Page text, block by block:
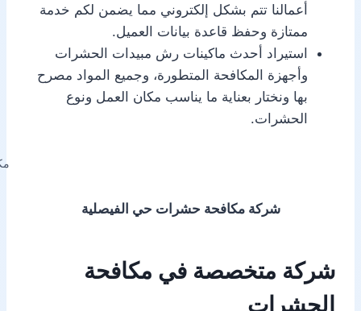
أعمالنا تتم بشكل إلكتروني مما يضمن لكم خدمة
ممتازة وحفظ قاعدة بيانات العميل.
استيراد أحدث ماكينات رش مبيدات الحشرات
وأجهزة المكافحة المتطورة، وجميع المواد مصرح
بها ونختار بعناية ما يناسب مكان العمل ونوع
الحشرات.
شركة مكافحة حشرات حي الفيصلية
شركة متخصصة في مكافحة
الحشرات